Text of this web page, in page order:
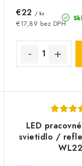
€17,89 bez DPH
€22 / ks
LED
svietidlo /